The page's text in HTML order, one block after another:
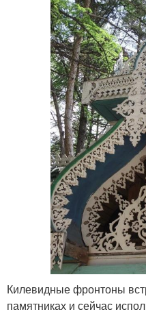
Килевидные фронтоны
памятниках и сейчас